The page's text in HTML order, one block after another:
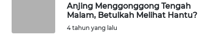
Anjing Menggonggong Tengah
Malam, Betulkah Melihat Hantu?
4 tahun yang lalu
WN